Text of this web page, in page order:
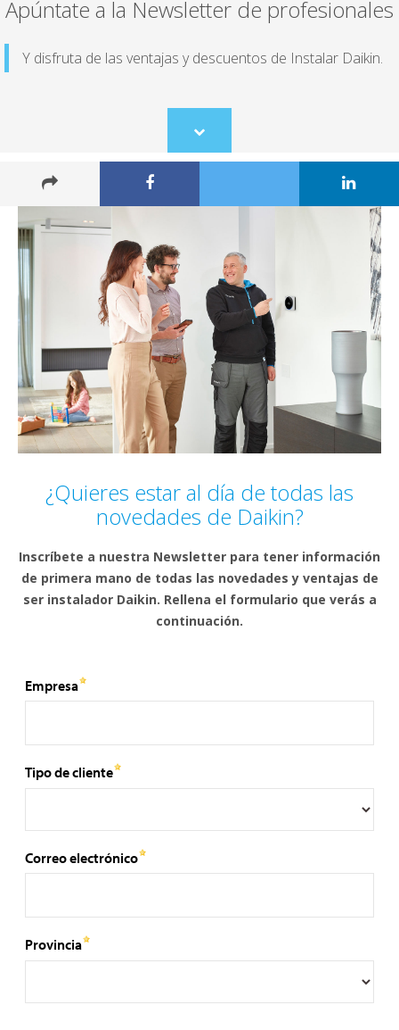
Apúntate a la Newsletter de profesionales
Y disfruta de las ventajas y descuentos de Instalar Daikin.
Scroll
to
¿Quieres estar al día de todas las
novedades de Daikin?
Inscríbete a nuestra Newsletter para tener información
de primera mano de todas las novedades y ventajas de
ser instalador Daikin. Rellena el formulario que verás a
continuación.